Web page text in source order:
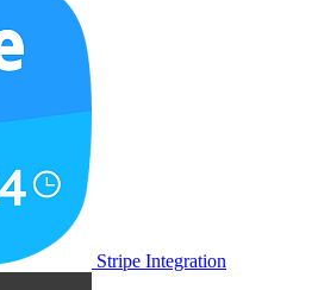
Stripe Integration